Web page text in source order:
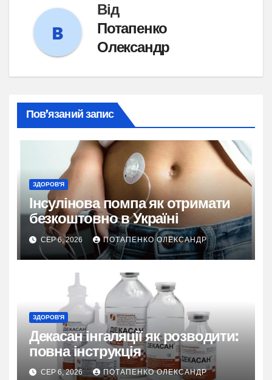
Від
Потапенко
Олександр
Пов’язаний запис
ЗДОРОВ'Я
Інсулінова помпа як отримати
безкоштовно в Україні
СЕР 6, 2026 ПОТАПЕНКО ОЛЕКСАНДР
ЗДОРОВ'Я
Декасан інгаляції як розводити:
повна інструкція
СЕР 6, 2026 ПОТАПЕНКО ОЛЕКСАНДР